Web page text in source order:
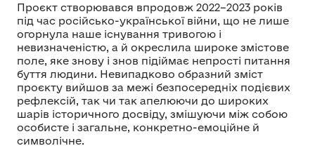
Проєкт створювався впродовж 2022–2023 років
під час російсько-української війни, що не лише
огорнула наше існування тривогою і
невизначеністю, а й окреслила широке змістове
поле, яке знову і знов підіймає непрості питання
буття людини. Невипадково образний зміст
проєкту вийшов за межі безпосередніх подієвих
рефлексій, так чи так апелюючи до широких
шарів історичного досвіду, змішуючи між собою
особисте і загальне, конкретно-емоційне й
символічне.